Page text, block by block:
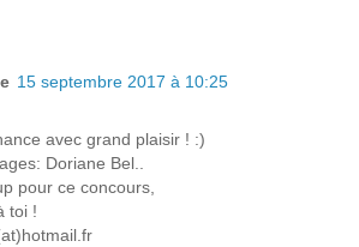
15 septembre 2017 à 10:25
avec grand plaisir ! :)
Doriane Bel..
pour ce concours,
toi !